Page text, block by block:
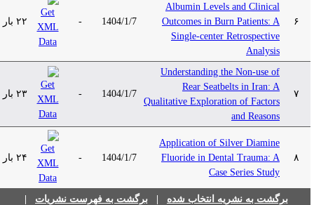
Albumin Levels and Clinical
Outcomes in Burn Patients: A
Single-center Retrospective
Analysis
1404/1/7 ۲۲ بار
Understanding the Non-use of
Rear Seatbelts in Iran: A
Qualitative Exploration of Factors
and Reasons
1404/1/7 ۲۳ بار
Application of Silver Diamine
Fluoride in Dental Trauma: A
Case Series Study
1404/1/7 ۲۴ بار
برگشت به نشریه انتخاب شده| برگشت به فهرست نشریات|